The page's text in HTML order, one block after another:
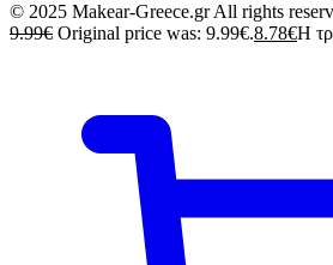
© 2025 Makear-Greece.gr All rights
9.99€ Original price was: 9.99€.8.78€Η